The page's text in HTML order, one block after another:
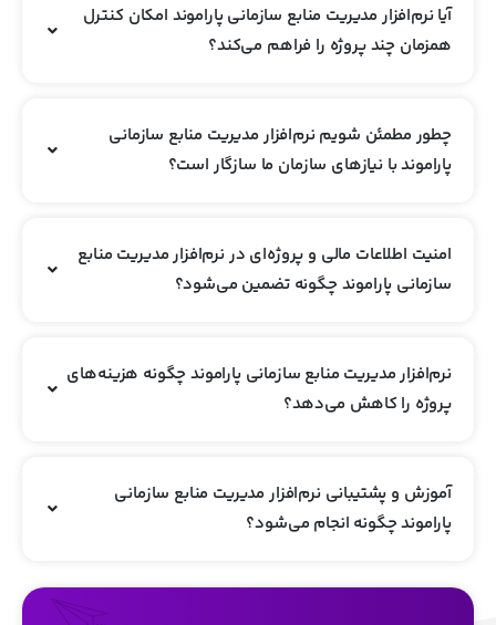
آیا نرم‌افزار مدیریت منابع سازمانی پاراموند امکان کنترل
همزمان چند پروژه را فراهم می‌کند؟
چطور مطمئن شویم نرم‌افزار مدیریت منابع سازمانی
پاراموند با نیازهای سازمان ما سازگار است؟
امنیت اطلاعات مالی و پروژه‌ای در نرم‌افزار مدیریت منابع
سازمانی پاراموند چگونه تضمین می‌شود؟
نرم‌افزار مدیریت منابع سازمانی پاراموند چگونه هزینه‌های
پروژه را کاهش می‌دهد؟
آموزش و پشتیبانی نرم‌افزار مدیریت منابع سازمانی
پاراموند چگونه انجام می‌شود؟